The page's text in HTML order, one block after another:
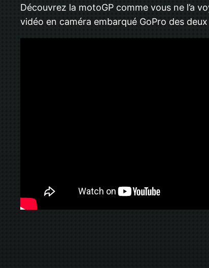
Découvrez la motoGP comme vous ne l’a
vidéo en caméra embarqué GoPro des